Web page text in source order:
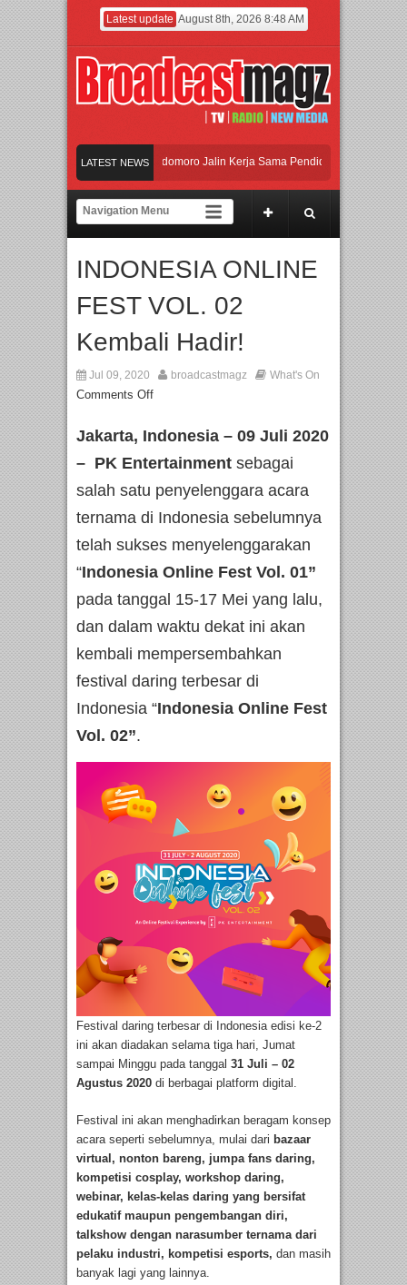
Latest update August 8th, 2026 8:48 AM
LATEST NEWS
dan Universitas Agung Podomoro Jalin Kerja Sama Pendidikan dan Riset untuk
Jakarta dengan Ribuan Mainan dan Produk Bayi dari Seluruh Dunia,
dan Universitas Agung Podomoro Jalin Kerja Sama Pendidikan dan Riset untuk
INDONESIA ONLINE
FEST VOL. 02
Kembali Hadir!
Jul 09, 2020 broadcastmagz What's On
Comments Off
Jakarta, Indonesia – 09 Juli 2020
– PK Entertainment sebagai
salah satu penyelenggara acara
ternama di Indonesia sebelumnya
telah sukses menyelenggarakan
“Indonesia Online Fest Vol. 01”
pada tanggal 15-17 Mei yang lalu,
dan dalam waktu dekat ini akan
kembali mempersembahkan
festival daring terbesar di
Indonesia “Indonesia Online Fest
Vol. 02”.
Festival daring terbesar di Indonesia edisi ke-2
ini akan diadakan selama tiga hari, Jumat
sampai Minggu pada tanggal 31 Juli – 02
Agustus 2020 di berbagai platform digital.
Festival ini akan menghadirkan beragam konsep
acara seperti sebelumnya, mulai dari bazaar
virtual, nonton bareng, jumpa fans daring,
kompetisi cosplay, workshop daring,
webinar, kelas-kelas daring yang bersifat
edukatif maupun pengembangan diri,
talkshow dengan narasumber ternama dari
pelaku industri, kompetisi esports, dan masih
banyak lagi yang lainnya.